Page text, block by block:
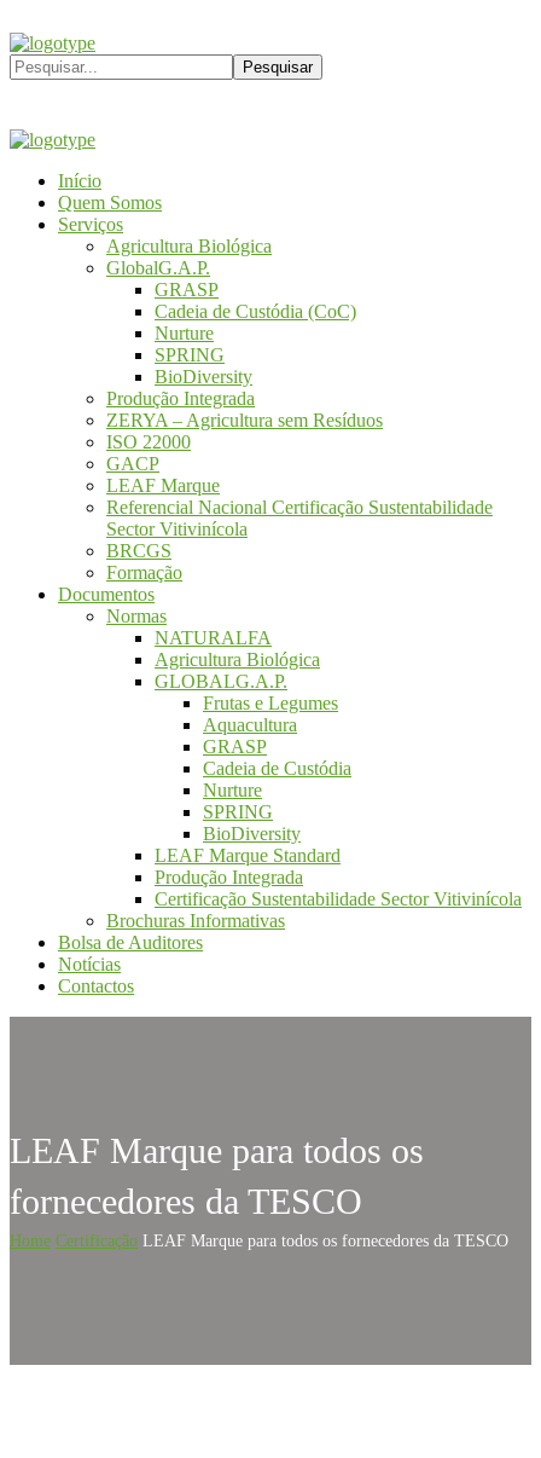
Início
Quem Somos
Serviços
Agricultura Biológica
GlobalG.A.P.
GRASP
Cadeia de Custódia (CoC)
Nurture
SPRING
BioDiversity
Produção Integrada
ZERYA – Agricultura sem Resíduos
ISO 22000
GACP
LEAF Marque
Referencial Nacional Certificação Sustentabilidade
Sector Vitivinícola
BRCGS
Formação
Documentos
Normas
NATURALFA
Agricultura Biológica
GLOBALG.A.P.
Frutas e Legumes
Aquacultura
GRASP
Cadeia de Custódia
Nurture
SPRING
BioDiversity
LEAF Marque Standard
Produção Integrada
Certificação Sustentabilidade Sector Vitivinícola
Brochuras Informativas
Bolsa de Auditores
Notícias
Contactos
LEAF Marque para todos os
fornecedores da TESCO
Home Certificação LEAF Marque para todos os fornecedores da TESCO